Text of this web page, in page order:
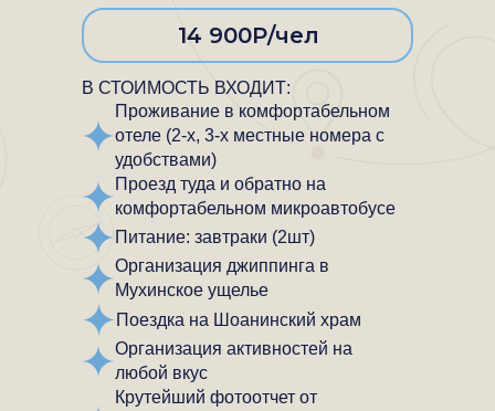
14 900Р/чел
В СТОИМОСТЬ ВХОДИТ:
Проживание в комфортабельном
отеле (2-х, 3-х местные номера с
удобствами)
Проезд туда и обратно на
комфортабельном микроавтобусе
Питание: завтраки (2шт)
Организация джиппинга в
Мухинское ущелье
Поездка на Шоанинский храм
Организация активностей на
любой вкус
Крутейший фотоотчет от